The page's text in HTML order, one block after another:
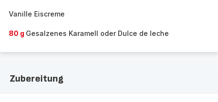
Vanille Eiscreme
80 g Gesalzenes Karamell oder Dulce de leche
Zubereitung